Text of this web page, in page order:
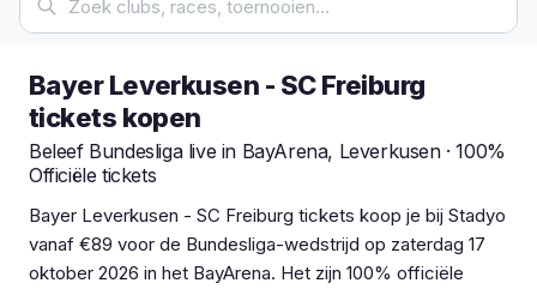
Bayer Leverkusen - SC Freiburg
tickets kopen
Beleef Bundesliga live in BayArena, Leverkusen · 100%
Officiële tickets
Bayer Leverkusen - SC Freiburg tickets koop je bij Stadyo
vanaf €89 voor de Bundesliga-wedstrijd op zaterdag 17
oktober 2026 in het BayArena. Het zijn 100% officiële